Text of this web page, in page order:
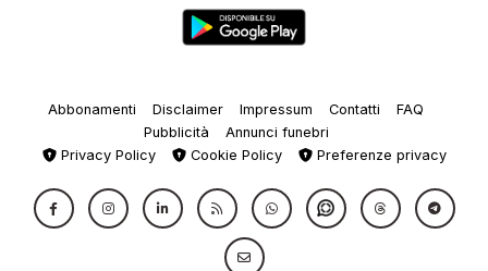
Abbonamenti Disclaimer Impressum Contatti
FAQ
Pubblicità
Annunci funebri
Privacy Policy
Cookie Policy Preferenze privacy